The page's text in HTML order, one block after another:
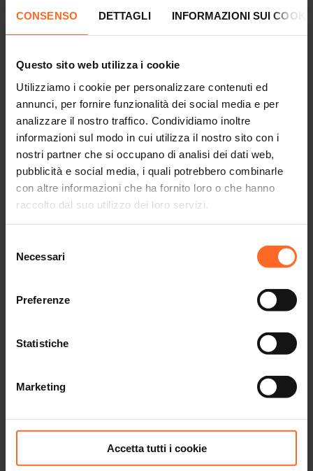
CONSENSO DETTAGLI INFORMAZIONI SUI
Questo sito web utilizza i cookie
Utilizziamo i cookie per personalizzare contenuti ed
annunci, per fornire funzionalità dei social media e per
analizzare il nostro traffico. Condividiamo inoltre
informazioni sul modo in cui utilizza il nostro sito con i
nostri partner che si occupano di analisi dei dati web,
pubblicità e social media, i quali potrebbero combinarle
con altre informazioni che ha fornito loro o che hanno
raccolto dal suo utilizzo dei loro servizi.
delNecessari
Preferenze
Statistiche
Marketing
Accetta tutti i cookie
CINEMA
INFO
INFO
KIDS
KIDS
EVENTS & NEWS
BLOG
GIFTCARD
JOBS